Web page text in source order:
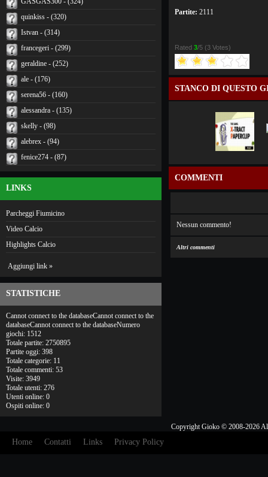
quinkiss - (320)
Istvan - (314)
francegeri - (299)
geraldine - (252)
ale - (176)
serena56 - (160)
alessandra - (135)
skelly - (98)
alebrex - (94)
fenice274 - (87)
LINKS
Parcheggi Fiumicino
Video Calcio
Highlights Calcio
Aggiungi link »
STATISTICHE
Cannot connect to the databaseCannot connect to the
databaseCannot connect to the databaseNumero
giochi: 1512
Totale partite: 2750895
Partite oggi: 398
Totale categorie: 11
Totale commenti: 53
Visite: 3949
Totale utenti: 276
Utenti online: 0
Ospiti online: 0
Partite: 2111
Rated 3/5 (3 Votes)
STANCO DI QUESTO
COMMENTI
Nessun commento!
Altri commenti
Copyright Gioko © 2008-2026
Home Contatti Links Privacy Policy